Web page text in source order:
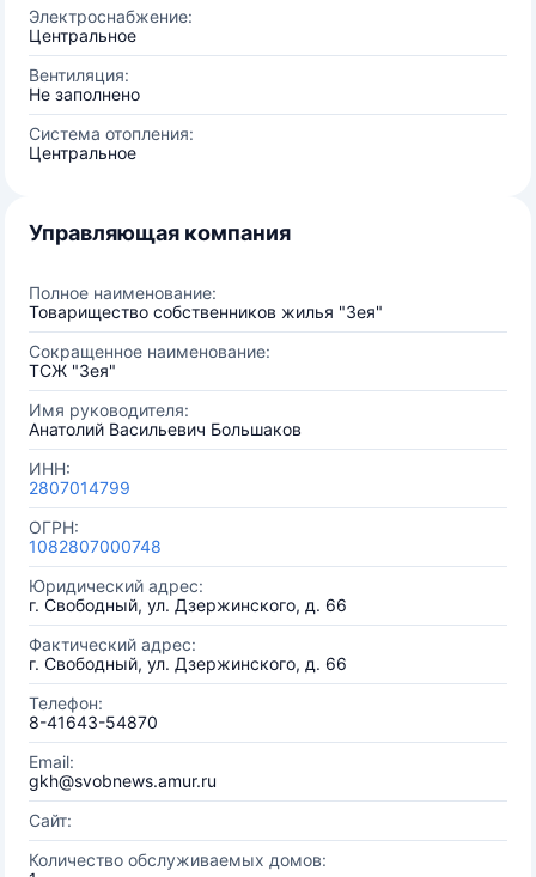
Электроснабжение:
Центральное
Вентиляция:
Не заполнено
Система отопления:
Центральное
Управляющая компания
Полное наименование:
Товарищество собственников жилья "Зея"
Сокращенное наименование:
ТСЖ "Зея"
Имя руководителя:
Анатолий Васильевич Большаков
ИНН:
2807014799
ОГРН:
1082807000748
Юридический адрес:
г. Свободный, ул. Дзержинского, д. 66
Фактический адрес:
г. Свободный, ул. Дзержинского, д. 66
Телефон:
8-41643-54870
Email:
gkh@svobnews.amur.ru
Сайт:
Количество обслуживаемых домов: